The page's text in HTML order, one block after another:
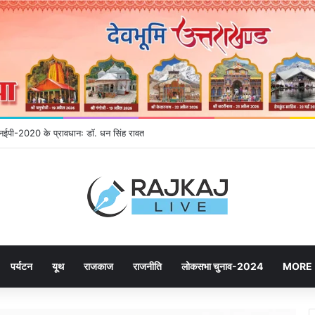
रही जनता, महायोजना-2041 पर दूसरे चरण की सुनवाई में बढ़ी भागीदारी
पर्यटन यूथ राजकाज राजनीति लोकसभा चुनाव-2024 MORE